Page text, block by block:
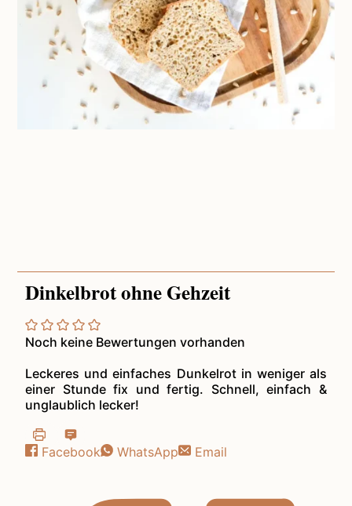
Dinkelbrot ohne Gehzeit
Noch keine Bewertungen vorhanden
Leckeres und einfaches Dunkelrot in weniger als
einer Stunde fix und fertig. Schnell, einfach &
unglaublich lecker!
Facebook WhatsApp Email